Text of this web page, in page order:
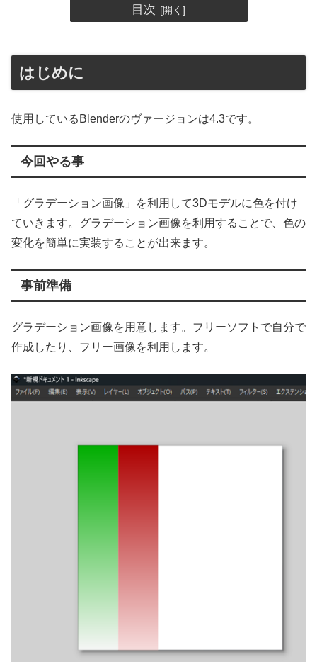
目次
はじめに
使用しているBlenderのヴァージョンは4.3です。
今回やる事
「グラデーション画像」を利用して3Dモデルに色を付け
ていきます。グラデーション画像を利用することで、色の
変化を簡単に実装することが出来ます。
事前準備
グラデーション画像を用意します。フリーソフトで自分で
作成したり、フリー画像を利用します。